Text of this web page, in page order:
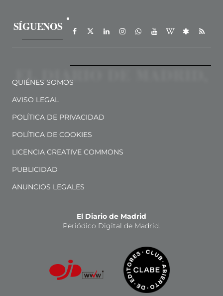
SÍGUENOS
QUIÉNES SOMOS
AVISO LEGAL
POLÍTICA DE PRIVACIDAD
POLÍTICA DE COOKIES
LICENCIA CREATIVE COMMONS
PUBLICIDAD
ANUNCIOS LEGALES
El Diario de Madrid
Periódico Digital de Madrid.